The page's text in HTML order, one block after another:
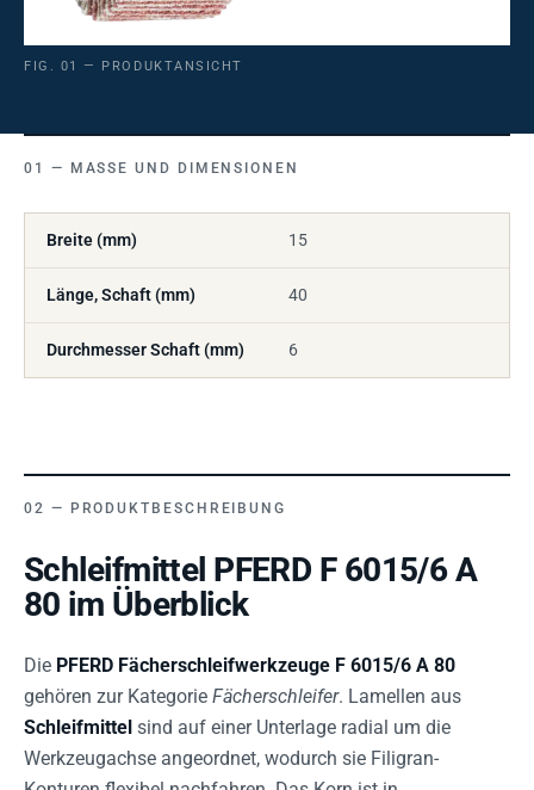
FIG. 01 — PRODUKTANSICHT
MASSE UND DIMENSIONEN
Breite (mm) 15
Länge, Schaft (mm) 40
Durchmesser Schaft (mm) 6
PRODUKTBESCHREIBUNG
Schleifmittel PFERD F 6015/6 A
80 im Überblick
Die PFERD Fächerschleifwerkzeuge F 6015/6 A 80
gehören zur Kategorie Fächerschleifer. Lamellen aus
Schleifmittel sind auf einer Unterlage radial um die
Werkzeugachse angeordnet, wodurch sie Filigran-